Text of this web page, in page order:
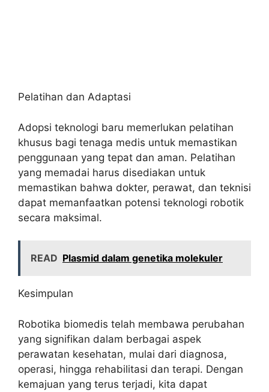
Pelatihan dan Adaptasi
Adopsi teknologi baru memerlukan pelatihan
khusus bagi tenaga medis untuk memastikan
penggunaan yang tepat dan aman. Pelatihan
yang memadai harus disediakan untuk
memastikan bahwa dokter, perawat, dan teknisi
dapat memanfaatkan potensi teknologi robotik
secara maksimal.
READ Plasmid dalam genetika molekuler
Kesimpulan
Robotika biomedis telah membawa perubahan
yang signifikan dalam berbagai aspek
perawatan kesehatan, mulai dari diagnosa,
operasi, hingga rehabilitasi dan terapi. Dengan
kemajuan yang terus terjadi, kita dapat